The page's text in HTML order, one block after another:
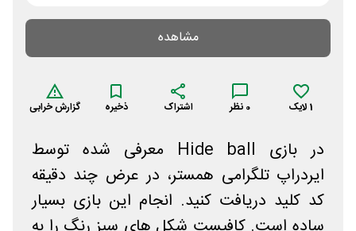
مشاهده
1لایک 0 نظر اشتراک ذخیره گزارش خرابی
در بازی Hide ball معرفی شده توسط
ایردراپ تلگرامی همستر، در عرض چند دقیقه
کد کلید دریافت کنید. انجام این بازی بسیار